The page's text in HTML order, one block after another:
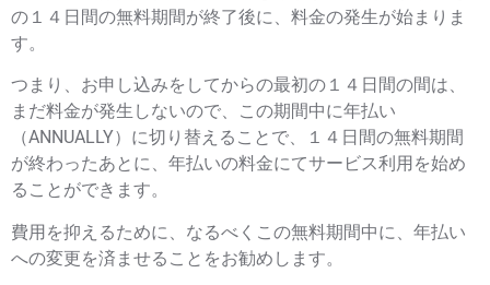
の１４日間の無料期間が終了後に、料金の発生が始まりま
す。
つまり、お申し込みをしてからの最初の１４日間の間は、
まだ料金が発生しないので、この期間中に年払い
（ANNUALLY）に切り替えることで、１４日間の無料期間
が終わったあとに、年払いの料金にてサービス利用を始め
ることができます。
費用を抑えるために、なるべくこの無料期間中に、年払い
への変更を済ませることをお勧めします。